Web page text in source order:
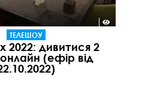
ТЕЛЕШОУ
2022: дивитися 2
(ефір від